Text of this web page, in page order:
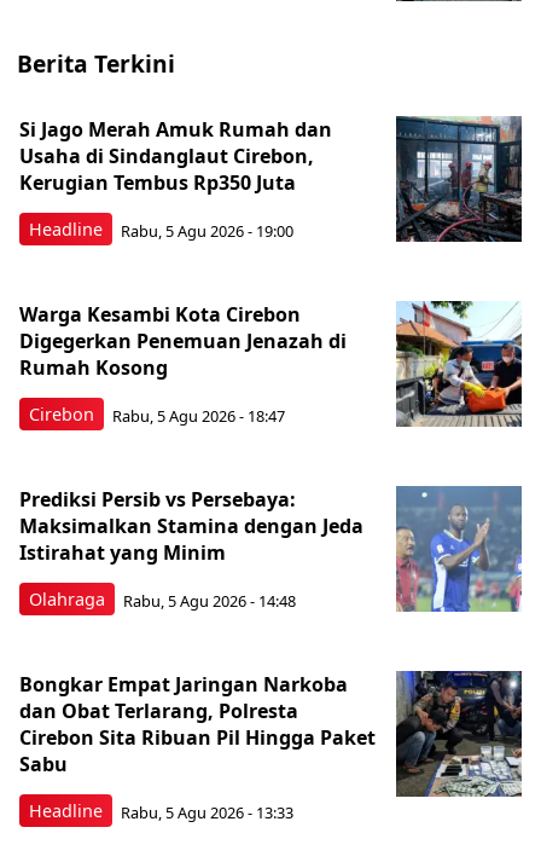
Berita Terkini
Headline
Si Jago Merah Amuk Rumah dan
Usaha di Sindanglaut Cirebon,
Kerugian Tembus Rp350 Juta
Rabu, 5 Agu 2026 - 19:00
Cirebon
Warga Kesambi Kota Cirebon
Digegerkan Penemuan Jenazah di
Rumah Kosong
Rabu, 5 Agu 2026 - 18:47
Olahraga
Prediksi Persib vs Persebaya:
Maksimalkan Stamina dengan Jeda
Istirahat yang Minim
Rabu, 5 Agu 2026 - 14:48
Headline
Bongkar Empat Jaringan Narkoba
dan Obat Terlarang, Polresta
Cirebon Sita Ribuan Pil Hingga Paket
Sabu
Rabu, 5 Agu 2026 - 13:33